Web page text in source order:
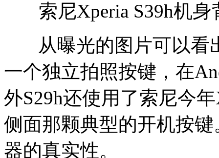
索尼Xperia S39h机
从曝光的图片可以看
一个独立拍照按键，在
外S29h还使用了索尼今
侧面那颗典型的开机按
器的真实性。